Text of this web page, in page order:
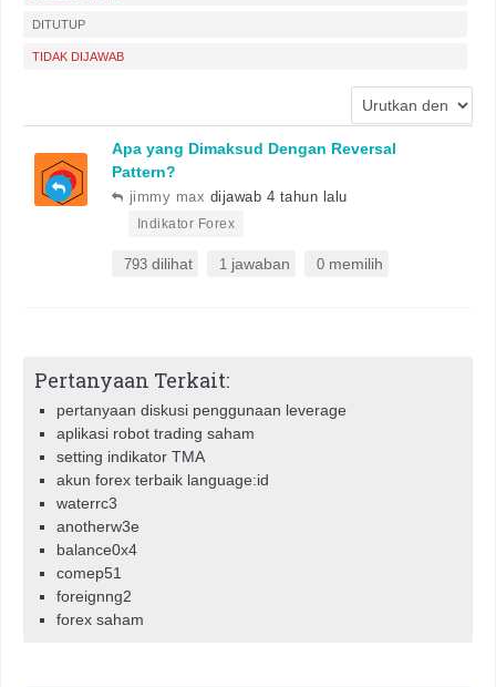
DITUTUP
TIDAK DIJAWAB
Apa yang Dimaksud Dengan Reversal
Pattern?
jimmy max dijawab 4 tahun lalu
Indikator Forex
793 dilihat 1 jawaban 0 memilih
Pertanyaan Terkait:
pertanyaan diskusi penggunaan leverage
aplikasi robot trading saham
setting indikator TMA
akun forex terbaik language:id
waterrc3
anotherw3e
balance0x4
comep51
foreignng2
forex saham